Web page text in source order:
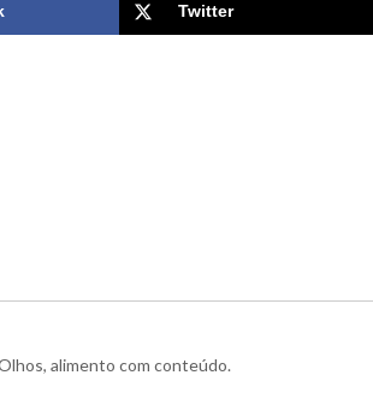
Twitter
alimento com conteúdo.